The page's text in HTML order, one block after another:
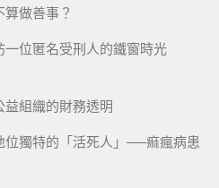
做善事？
位匿名受刑人的鐵窗時光
組織的財務透明
位獨特的「活死人」──痲瘋病患